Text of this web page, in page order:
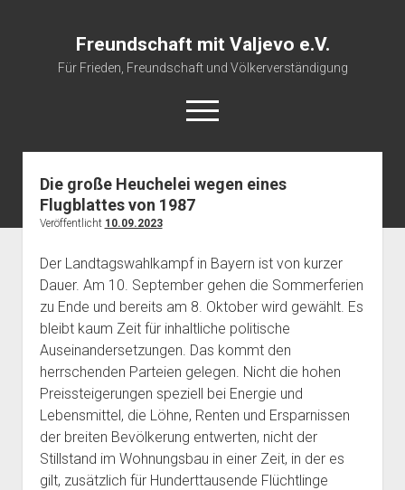
Freundschaft mit Valjevo e.V.
Für Frieden, Freundschaft und Völkerverständigung
open
menu
Startseite
Veranstaltungskalender
Impressum
Die große Heuchelei wegen eines
Flugblattes von 1987
Veröffentlicht 10.09.2023
Der Landtagswahlkampf in Bayern ist von kurzer
Dauer. Am 10. September gehen die Sommerferien
zu Ende und bereits am 8. Oktober wird gewählt. Es
bleibt kaum Zeit für inhaltliche politische
Auseinandersetzungen. Das kommt den
herrschenden Parteien gelegen. Nicht die hohen
Preissteigerungen speziell bei Energie und
Lebensmittel, die Löhne, Renten und Ersparnissen
der breiten Bevölkerung entwerten, nicht der
Stillstand im Wohnungsbau in einer Zeit, in der es
gilt, zusätzlich für Hunderttausende Flüchtlinge